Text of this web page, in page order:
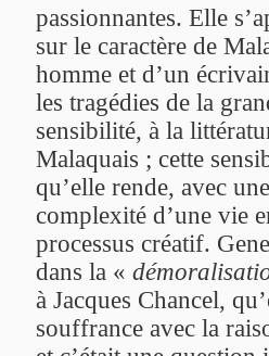
passionnantes. Elle
sur le caractère de
homme et d’un
les tragédies de la
sensibilité, à la
Malaquais ; cette
qu’elle rende, avec
complexité d’une vie
processus créatif.
dans la «
à Jacques Chancel,
souffrance avec la